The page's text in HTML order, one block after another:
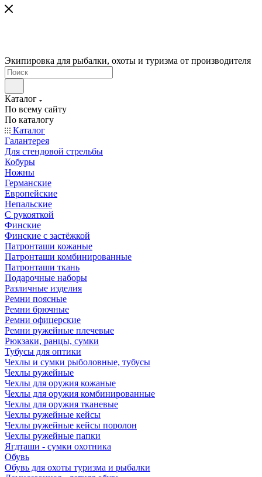
Экипировка для рыбалки, охоты и туризма от производителя
Каталог
По всему сайту
По каталогу
Каталог
Галантерея
Для стендовой стрельбы
Кобуры
Ножны
Германские
Европейские
Непальские
С рукояткой
Финские
Финские с застёжкой
Патронташи кожаные
Патронташи комбинированные
Патронташи ткань
Подарочные наборы
Различные изделия
Ремни поясные
Ремни брючные
Ремни офицерские
Ремни ружейные плечевые
Рюкзаки, ранцы, сумки
Тубусы для оптики
Чехлы и сумки рыболовные, тубусы
Чехлы ружейные
Чехлы для оружия кожаные
Чехлы для оружия комбинированные
Чехлы для оружия тканевые
Чехлы ружейные кейсы
Чехлы ружейные кейсы поролон
Чехлы ружейные папки
Ягдташи - сумки охотника
Обувь
Обувь для охоты туризма и рыбалки